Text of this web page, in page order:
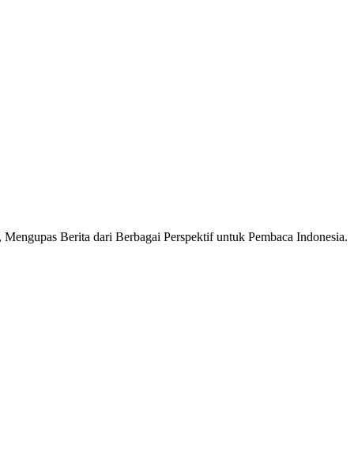
Berita dari Berbagai Perspektif untuk Pembaca Indonesia.